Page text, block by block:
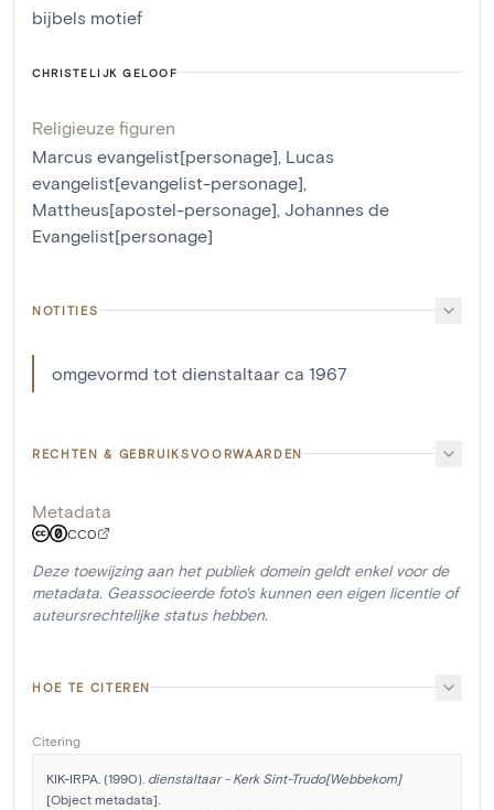
bijbels motief
CHRISTELIJK GELOOF
Religieuze figuren
Marcus evangelist[personage], Lucas
evangelist[evangelist-personage],
Mattheus[apostel-personage], Johannes de
Evangelist[personage]
NOTITIES
omgevormd tot dienstaltaar ca 1967
RECHTEN & GEBRUIKSVOORWAARDEN
Metadata
CC0
Deze toewijzing aan het publiek domein geldt enkel voor de
metadata. Geassocieerde foto's kunnen een eigen licentie of
auteursrechtelijke status hebben.
HOE TE CITEREN
Citering
KIK-IRPA. (1990). dienstaltaar - Kerk Sint-Trudo[Webbekom]
[Object metadata].